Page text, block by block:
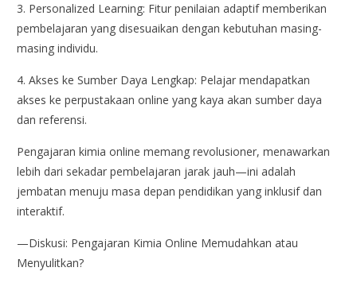
3. Personalized Learning: Fitur penilaian adaptif memberikan
pembelajaran yang disesuaikan dengan kebutuhan masing-
masing individu.
4. Akses ke Sumber Daya Lengkap: Pelajar mendapatkan
akses ke perpustakaan online yang kaya akan sumber daya
dan referensi.
Pengajaran kimia online memang revolusioner, menawarkan
lebih dari sekadar pembelajaran jarak jauh—ini adalah
jembatan menuju masa depan pendidikan yang inklusif dan
interaktif.
—Diskusi: Pengajaran Kimia Online Memudahkan atau
Menyulitkan?